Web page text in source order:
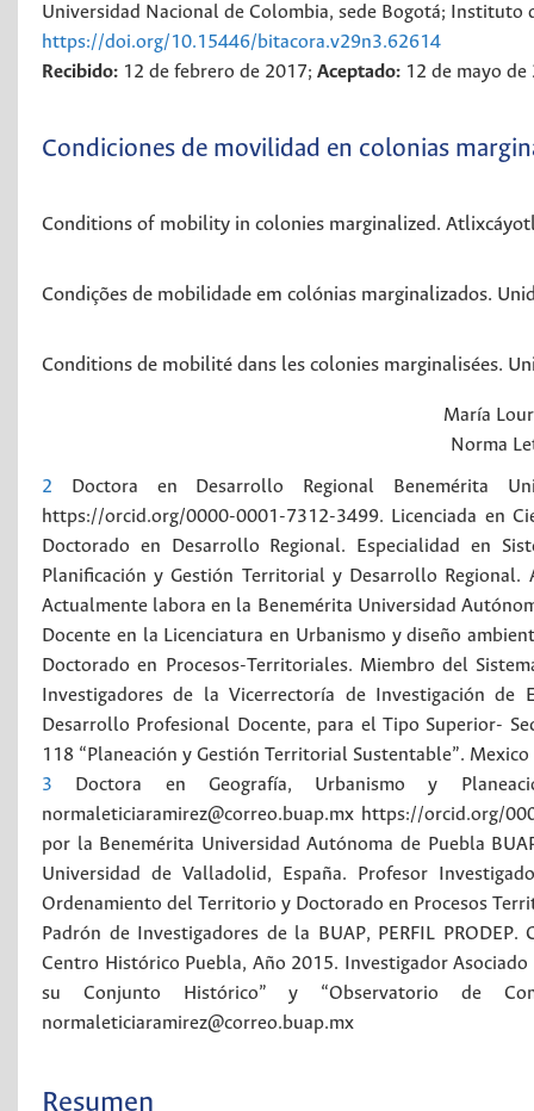
Universidad Nacional de Colombia, sede Bogotá;
https://doi.org/10.15446/bitacora.v29n3.62614
Recibido: 12 de febrero de 2017; Aceptado: 12 de mayo de
Condiciones de movilidad en colonias
Conditions of mobility in colonies marginalized.
Condições de mobilidade em colónias marginalizados.
Conditions de mobilité dans les colonies marginalisées.
María
Norma
2
Doctora en Desarrollo Regional Benemérita
https://orcid.org/0000-0001-7312-3499. Licenciada en
Doctorado en Desarrollo Regional. Especialidad en
Planificación y Gestión Territorial y Desarrollo
Actualmente labora en la Benemérita Universidad
Docente en la Licenciatura en Urbanismo y diseño
Doctorado en Procesos-Territoriales. Miembro del
Investigadores de la Vicerrectoría de Investigación de
Desarrollo Profesional Docente, para el Tipo Superior-
118 “Planeación y Gestión Territorial Sustentable”. Mexico
3
Doctora en Geografía, Urbanismo y
normaleticiaramirez@correo.buap.mx https://orcid.org/
por la Benemérita Universidad Autónoma de Puebla
Universidad de Valladolid, España. Profesor
Ordenamiento del Territorio y Doctorado en Procesos
Padrón de Investigadores de la BUAP, PERFIL
Centro Histórico Puebla, Año 2015. Investigador
su Conjunto Histórico” y “Observatorio de
normaleticiaramirez@correo.buap.mx
Resumen